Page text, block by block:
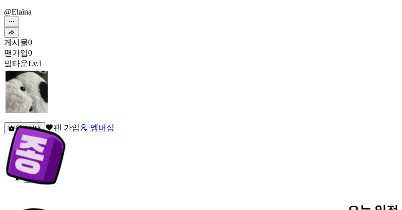
@Elaina
게시물0
팬가입0
밐타운Lv.1
원픽선택 팬 가입 멤버십
밐타운
피드
커뮤니티
정보